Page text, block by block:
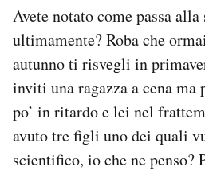
Newsletter
Notifiche mobile
Hai bisogno di aiuto?
Esci
Avete notato come passa
ultimamente? Roba che
autunno ti risvegli in
inviti una ragazza a cena ma
po’ in ritardo e lei nel
avuto tre figli uno dei quali
scientifico, io che ne penso?